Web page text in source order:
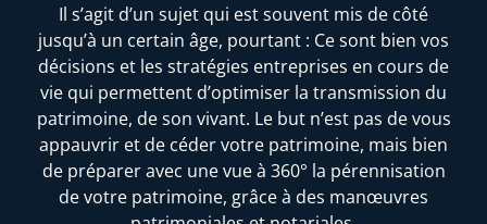
Il s’agit d’un sujet qui est souvent mis de côté
jusqu’à un certain âge, pourtant : Ce sont bien vos
décisions et les stratégies entreprises en cours de
vie qui permettent d’optimiser la transmission du
patrimoine, de son vivant. Le but n’est pas de vous
appauvrir et de céder votre patrimoine, mais bien
de préparer avec une vue à 360° la pérennisation
de votre patrimoine, grâce à des manœuvres